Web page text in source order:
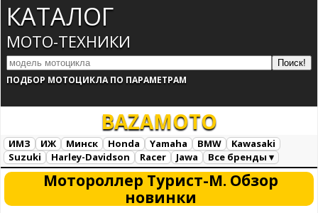
КАТАЛОГ
МОТО-ТЕХНИКИ
ПОДБОР МОТОЦИКЛА ПО ПАРАМЕТРАМ
BAZAMOTO
ИМЗ ИЖ Минск Honda Yamaha BMW
Kawasaki
Suzuki
Harley-Davidson Racer Jawa
Все бренды ▾
Все марки
Загрузка...
Мотороллер Турист-М. Обзор
новинки